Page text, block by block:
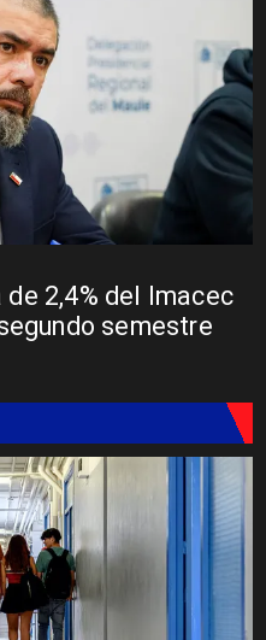
2,4% del Imacec
semestre